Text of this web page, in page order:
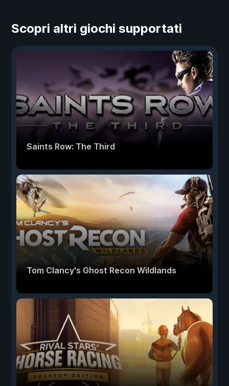
Scopri altri giochi supportati
Saints Row: The Third
Tom Clancy's Ghost Recon Wildlands